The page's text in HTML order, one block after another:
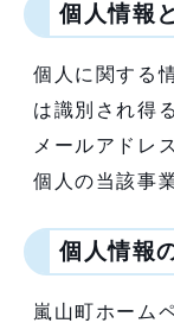
個人情報
個人に関する
は識別され得
メールアドレ
個人の当該事
個人情報
嵐山町ホーム